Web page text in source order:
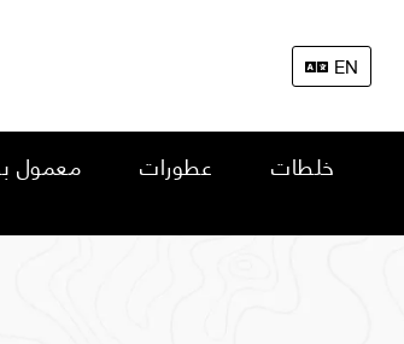
EN
خلطات عطورات معمول